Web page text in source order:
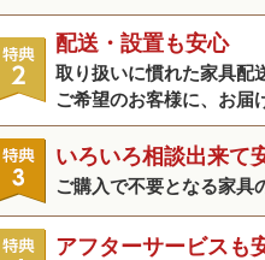
配送・設置も安心
取り扱いに慣れた家具配
ご希望のお客様に、お届
いろいろ相談出来て
ご購入で不要となる家具
アフターサービスも